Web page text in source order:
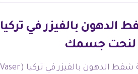
الدهون بالفيزر في تركيا
تشكل تكلفة شفط الدهون بالفيزر في تركيا (Vaser